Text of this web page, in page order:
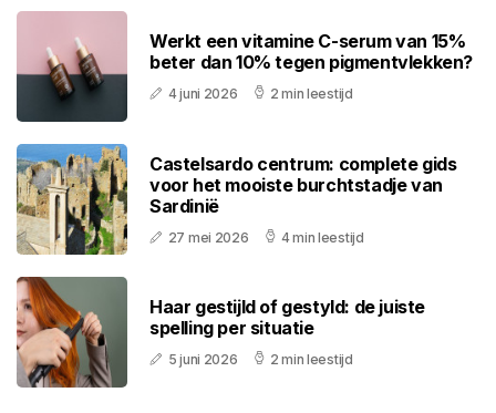
Werkt een vitamine C-serum van 15%
beter dan 10% tegen pigmentvlekken?
4 juni 2026 2 min leestijd
Castelsardo centrum: complete gids
voor het mooiste burchtstadje van
Sardinië
27 mei 2026 4 min leestijd
Haar gestijld of gestyld: de juiste
spelling per situatie
5 juni 2026 2 min leestijd